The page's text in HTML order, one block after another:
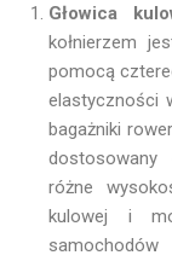
Głowica
kołnierzem
pomocą
elastyczności
bagażniki
różne
kulowej i